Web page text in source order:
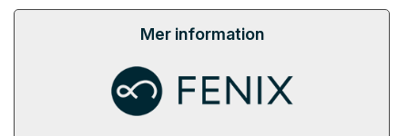
Mer information